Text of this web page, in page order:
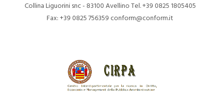
Collina Liguorini snc - 83100 AvellinoTel. +39 0825 1805405
Fax: +39 0825 756359 conform@conform.it